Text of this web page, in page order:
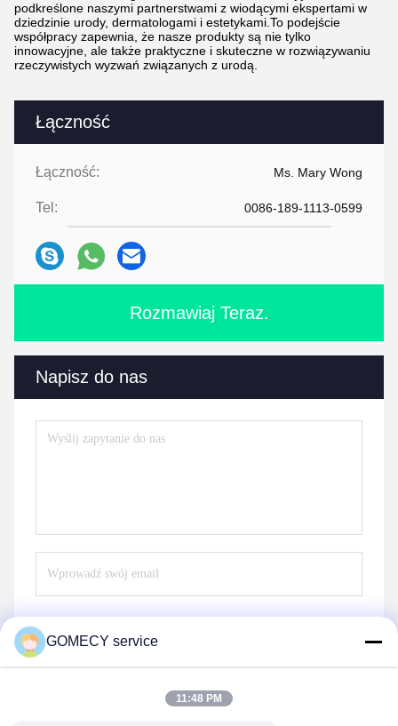
Łączność
Łączność: Ms. Mary Wong
Tel: 0086-189-1113-0599
Rozmawiaj Teraz.
Napisz do nas
podkreślone naszymi partnerstwami z wiodącymi ekspertami w
dziedzinie urody, dermatologami i estetykami.To podejście
współpracy zapewnia, że nasze produkty są nie tylko
innowacyjne, ale także praktyczne i skuteczne w rozwiązywaniu
rzeczywistych wyzwań związanych z urodą.
GOMECY service
11:48 PM